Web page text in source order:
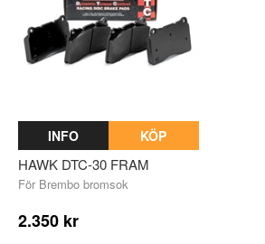
INFO KÖP
HAWK DTC-30 FRAM
För Brembo bromsok
2.350 kr